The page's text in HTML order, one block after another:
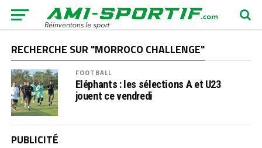
RECHERCHE SUR "MORROCO CHALLENGE"
FOOTBALL
Eléphants : les sélections A et U23
jouent ce vendredi
PUBLICITÉ